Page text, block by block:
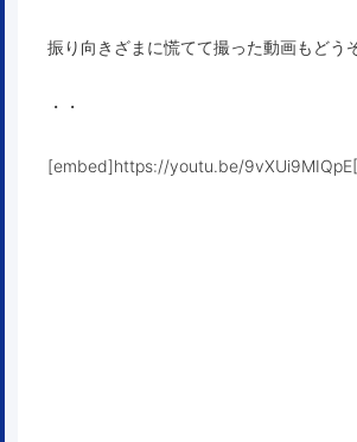
振り向きざまに慌てて撮った動画もどう
・・
[embed]https://youtu.be/